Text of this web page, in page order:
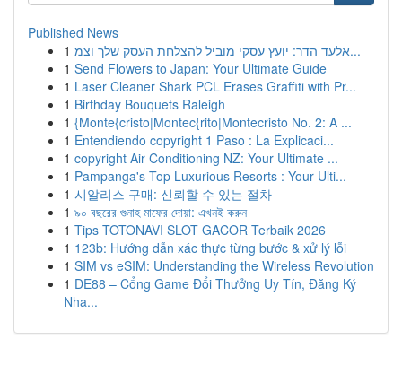
Published News
1
אלעד הדר: יועץ עסקי מוביל להצלחת העסק שלך וצמ...
1 Send Flowers to Japan: Your Ultimate Guide
1 Laser Cleaner Shark PCL Erases Graffiti with Pr...
1 Birthday Bouquets Raleigh
1 {Monte{cristo|Montec{rito|Montecristo No. 2: A ...
1 Entendiendo copyright 1 Paso : La Explicaci...
1 copyright Air Conditioning NZ: Your Ultimate ...
1 Pampanga's Top Luxurious Resorts : Your Ulti...
1 시알리스 구매: 신뢰할 수 있는 절차
1 ৯০ বছরের গুনাহ মাফের দোয়া: এখনই করুন
1 Tips TOTONAVI SLOT GACOR Terbaik 2026
1 123b: Hướng dẫn xác thực từng bước & xử lý lỗi
1 SIM vs eSIM: Understanding the Wireless Revolution
1 DE88 – Cổng Game Đổi Thưởng Uy Tín, Đăng Ký
Nha...